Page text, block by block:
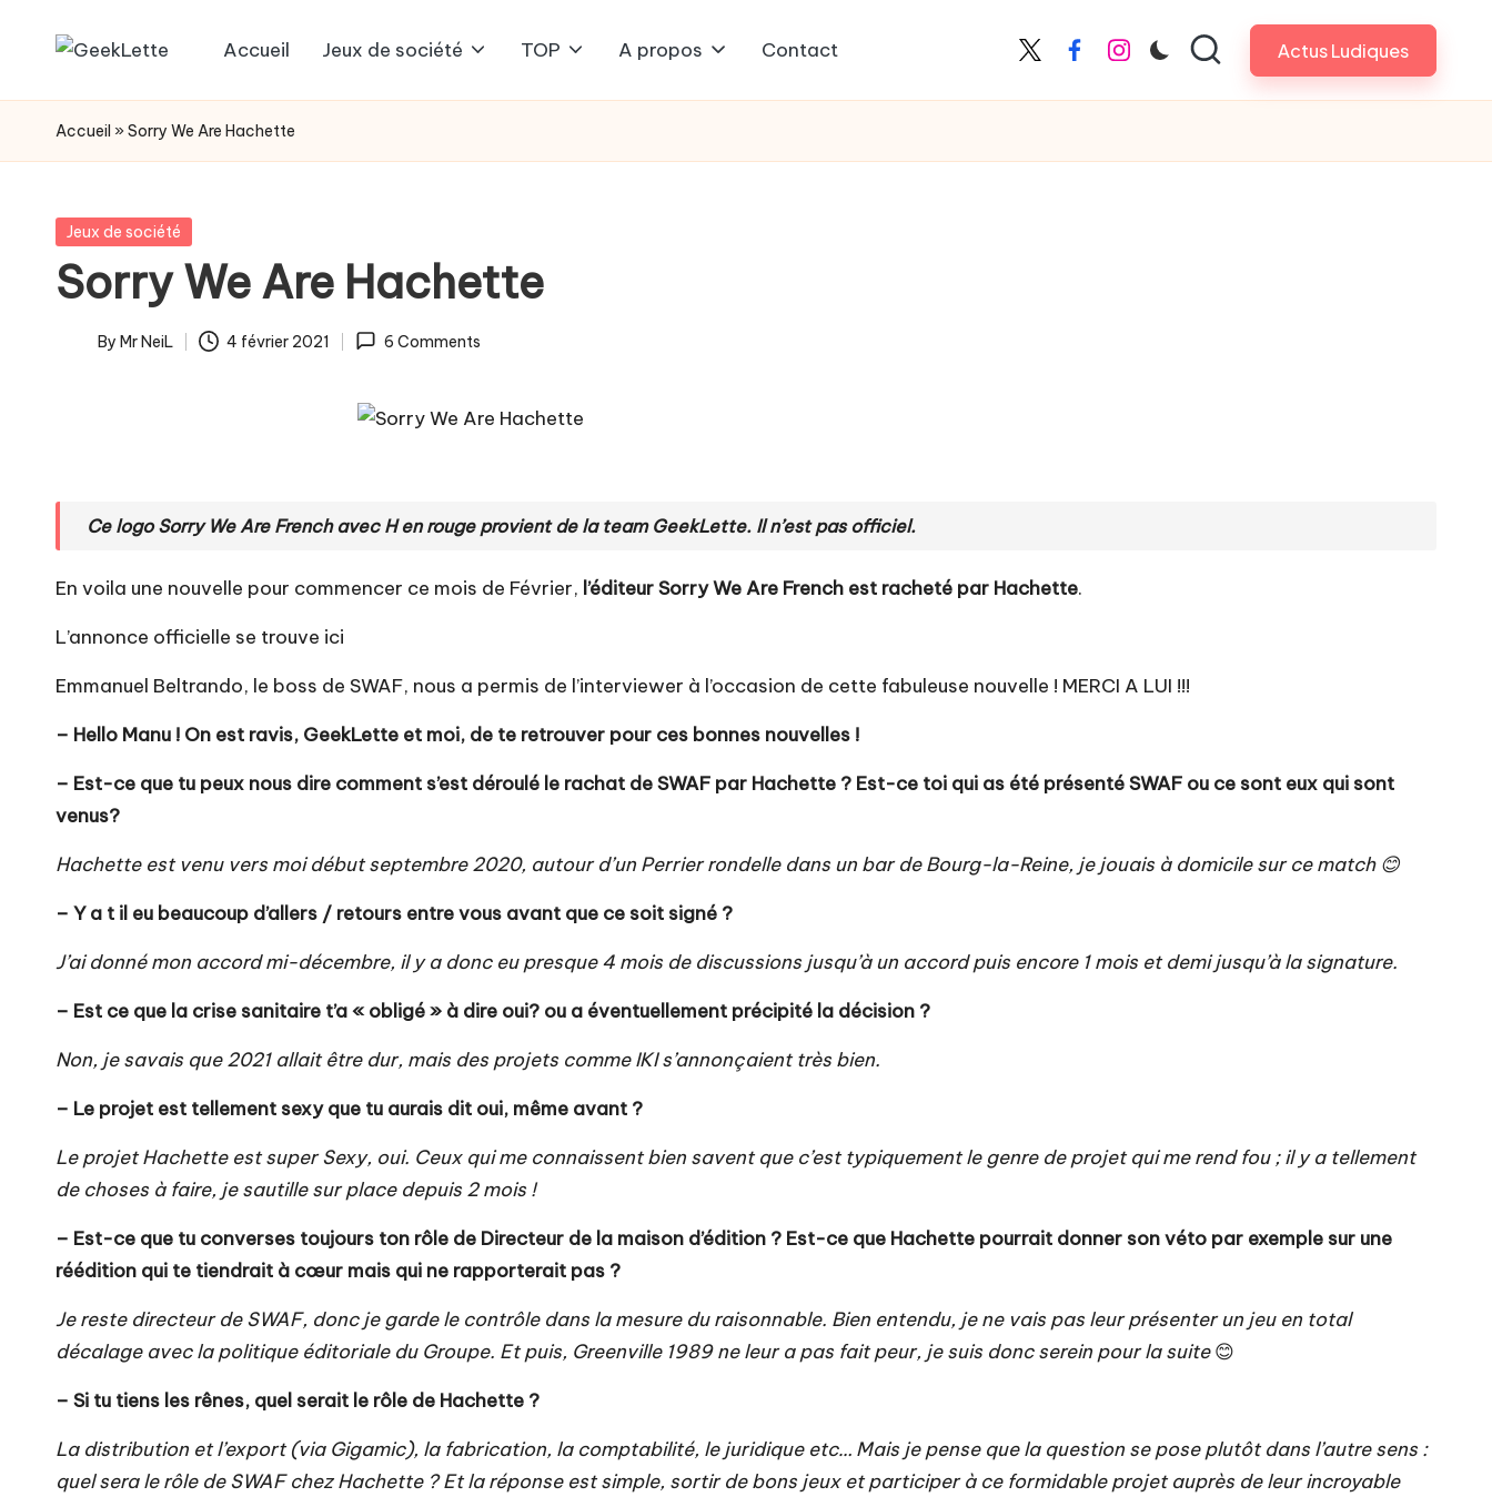
content
G
e
k
L
sur
de
société
Accueil Jeux de société TOP A propos Contact X FacebookInstagram Actus Ludiques
Accueil » Sorry We Are Hachette
Posted
Jeux de société
Sorry We Are Hachette
Posted
By Mr NeiL 4 février 2021 6 Comments
Ce logo Sorry We Are French avec H en rouge provient de la team GeekLette. Il n’est pas officiel.
En voila une nouvelle pour commencer ce mois de Février, l’éditeur Sorry We Are French est racheté par Hachette.
L’annonce officielle se trouve ici
Emmanuel Beltrando, le boss de SWAF, nous a permis de l’interviewer à l’occasion de cette fabuleuse nouvelle ! MERCI A LUI !!!
– Hello Manu ! On est ravis, GeekLette et moi, de te retrouver pour ces bonnes nouvelles !
– Est-ce que tu peux nous dire comment s’est déroulé le rachat de SWAF par Hachette ? Est-ce toi qui as été présenté SWAF ou ce sont eux qui sont
venus?
Hachette est venu vers moi début septembre 2020, autour d’un Perrier rondelle dans un bar de Bourg-la-Reine, je jouais à domicile sur ce match 😊
– Y a t il eu beaucoup d’allers / retours entre vous avant que ce soit signé ?
J’ai donné mon accord mi-décembre, il y a donc eu presque 4 mois de discussions jusqu’à un accord puis encore 1 mois et demi jusqu’à la signature.
– Est ce que la crise sanitaire t’a « obligé » à dire oui? ou a éventuellement précipité la décision ?
Non, je savais que 2021 allait être dur, mais des projets comme IKI s’annonçaient très bien.
– Le projet est tellement sexy que tu aurais dit oui, même avant ?
Le projet Hachette est super Sexy, oui. Ceux qui me connaissent bien savent que c’est typiquement le genre de projet qui me rend fou ; il y a tellement
de choses à faire, je sautille sur place depuis 2 mois !
– Est-ce que tu converses toujours ton rôle de Directeur de la maison d’édition ? Est-ce que Hachette pourrait donner son véto par exemple sur une
réédition qui te tiendrait à cœur mais qui ne rapporterait pas ?
Je reste directeur de SWAF, donc je garde le contrôle dans la mesure du raisonnable. Bien entendu, je ne vais pas leur présenter un jeu en total
décalage avec la politique éditoriale du Groupe. Et puis, Greenville 1989 ne leur a pas fait peur, je suis donc serein pour la suite😊
– Si tu tiens les rênes, quel serait le rôle de Hachette ?
La distribution et l’export (via Gigamic), la fabrication, la comptabilité, le juridique etc… Mais je pense que la question se pose plutôt dans l’autre sens :
quel sera le rôle de SWAF chez Hachette ? Et la réponse est simple, sortir de bons jeux et participer à ce formidable projet auprès de leur incroyable